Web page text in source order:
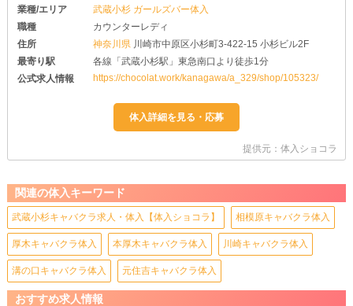
業種/エリア
武蔵小杉 ガールズバー体入
職種
カウンターレディ
住所
神奈川県 川崎市中原区小杉町3-422-15 小杉ビル2F
最寄り駅
各線「武蔵小杉駅」東急南口より徒歩1分
公式求人情報
https://chocolat.work/kanagawa/a_329/shop/105323/
提供元：体入ショコラ
関連の体入キーワード
武蔵小杉キャバクラ求人・体入【体入ショコラ】 相模原キャバクラ体入
厚木キャバクラ体入 本厚木キャバクラ体入 川崎キャバクラ体入
溝の口キャバクラ体入 元住吉キャバクラ体入
おすすめ求人情報